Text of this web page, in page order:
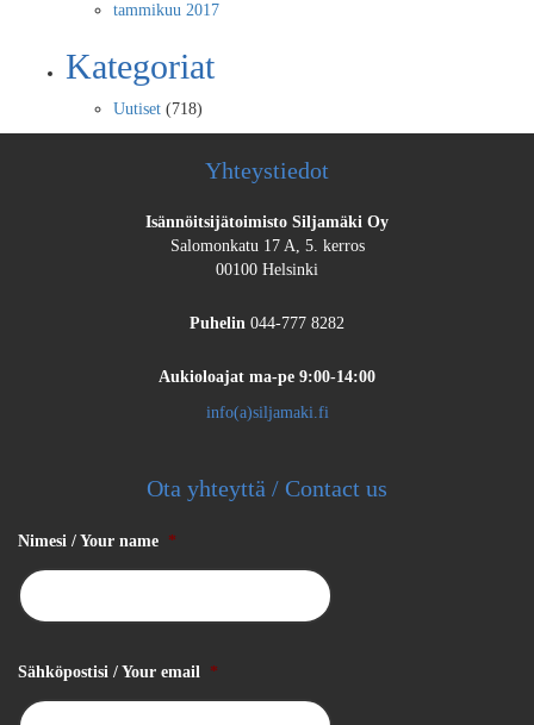
tammikuu 2017
Kategoriat
Uutiset (718)
Yhteystiedot
Isännöitsijätoimisto Siljamäki Oy
Salomonkatu 17 A, 5. kerros
00100 Helsinki
Puhelin 044-777 8282
Aukioloajat ma-pe 9:00-14:00
info(a)siljamaki.fi
Ota yhteyttä / Contact us
Nimesi / Your name *
Sähköpostisi / Your email *